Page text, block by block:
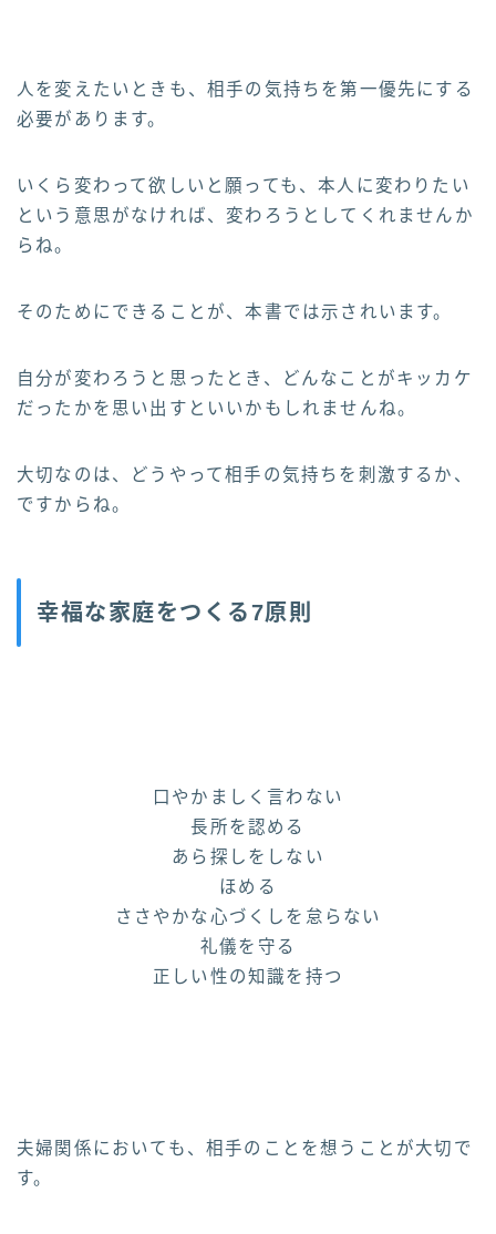
人を変えたいときも、相手の気持ちを第一優先にする
必要があります。
いくら変わって欲しいと願っても、本人に変わりたい
という意思がなければ、変わろうとしてくれませんか
らね。
そのためにできることが、本書では示されいます。
自分が変わろうと思ったとき、どんなことがキッカケ
だったかを思い出すといいかもしれませんね。
大切なのは、どうやって相手の気持ちを刺激するか、
ですからね。
幸福な家庭をつくる7原則
口やかましく言わない
長所を認める
あら探しをしない
ほめる
ささやかな心づくしを怠らない
礼儀を守る
正しい性の知識を持つ
夫婦関係においても、相手のことを想うことが大切で
す。